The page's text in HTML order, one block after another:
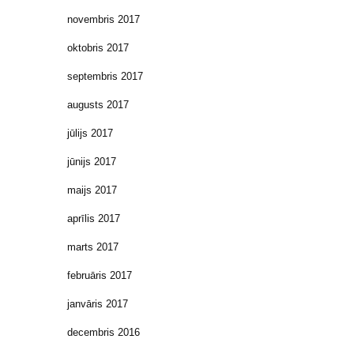
novembris 2017
oktobris 2017
septembris 2017
augusts 2017
jūlijs 2017
jūnijs 2017
maijs 2017
aprīlis 2017
marts 2017
februāris 2017
janvāris 2017
decembris 2016